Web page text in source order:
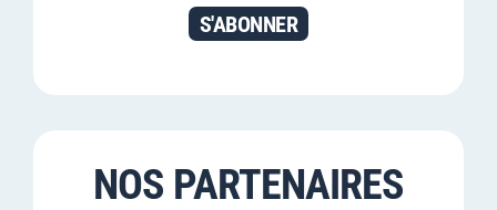
S'ABONNER
NOS PARTENAIRES